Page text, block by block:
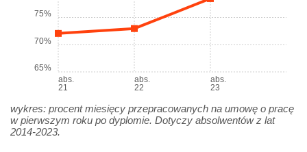
abs.
21
abs.
22
abs.
23
65%
70%
75%
wykres: procent miesięcy przepracowanych na umowę o pracę
w pierwszym roku po dyplomie. Dotyczy absolwentów z lat
2014-2023.